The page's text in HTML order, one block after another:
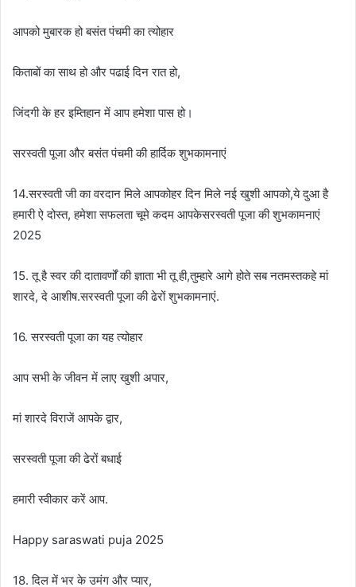
आपको मुबारक हो बसंत पंचमी का त्योहार
किताबों का साथ हो और पढाई दिन रात हो,
जिंदगी के हर इम्तिहान में आप हमेशा पास हो।
सरस्वती पूजा और बसंत पंचमी की हार्दिक शुभकामनाएं
14.सरस्वती जी का वरदान मिले आपकोहर दिन मिले नई खुशी आपको,ये दुआ है
हमारी ऐ दोस्त, हमेशा सफलता चूमे कदम आपकेसरस्वती पूजा की शुभकामनाएं
2025
15. तू है स्वर की दातावर्णों की ज्ञाता भी तू ही,तुम्हारे आगे होते सब नतमस्तकहे मां
शारदे, दे आशीष.सरस्वती पूजा की ढेरों शुभकामनाएं.
16. सरस्वती पूजा का यह त्योहार
आप सभी के जीवन में लाए खुशी अपार,
मां शारदे विराजें आपके द्वार,
सरस्वती पूजा की ढेरों बधाई
हमारी स्वीकार करें आप.
Happy saraswati puja 2025
18. दिल में भर के उमंग और प्यार,